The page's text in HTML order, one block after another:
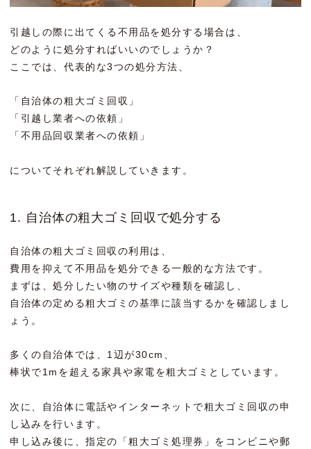
引越しの際に出てくる不用品を処分する場合は、
どのように処分すればいいのでしょうか？
ここでは、代表的な3つの処分方法、
「自治体の粗大ゴミ回収」
「引越し業者への依頼」
「不用品回収業者への依頼」
についてそれぞれ解説していきます。
1. 自治体の粗大ゴミ回収で処分する
自治体の粗大ゴミ回収の利用は、
費用を抑えて不用品を処分できる一般的な方法です。
まずは、処分したい物のサイズや種類を確認し、
自治体の定める粗大ゴミの基準に該当するかを確認しまし
ょう。
多くの自治体では、1辺が30cm、
棒状で1mを超える家具や家電を粗大ゴミとしています。
次に、自治体に電話やインターネットで粗大ゴミ回収の申
し込みを行います。
申し込み後に、指定の「粗大ゴミ処理券」をコンビニや郵